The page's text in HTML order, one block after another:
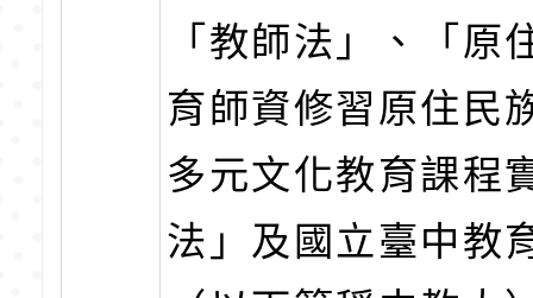
「教師法」、「原
育師資修習原住民
多元文化教育課程
法」及國立臺中教